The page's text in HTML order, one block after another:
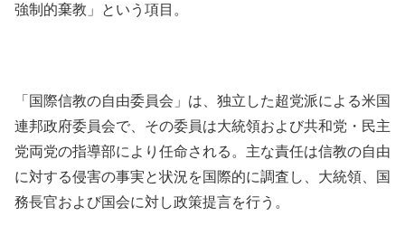
強制的棄教」という項目。
「国際信教の自由委員会」は、独立した超党派による米国
連邦政府委員会で、その委員は大統領および共和党・民主
党両党の指導部により任命される。主な責任は信教の自由
に対する侵害の事実と状況を国際的に調査し、大統領、国
務長官および国会に対し政策提言を行う。